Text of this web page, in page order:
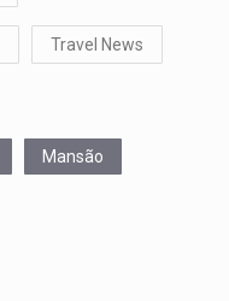
Travel News
Mansão